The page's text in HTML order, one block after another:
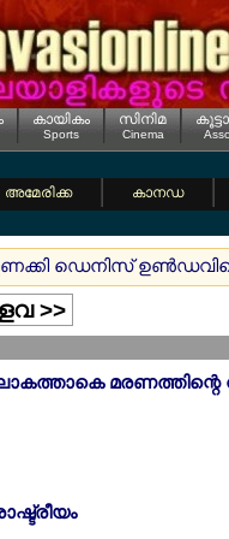
കായികം
Sports
സിനിമ
Cinema
അമേരിക്ക കാനഡ
ഡെനിസ്
>>
മരണത്തിന്റെ